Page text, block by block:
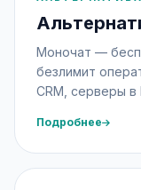
Моночат —
безлимит
CRM, серверы в
Подробнее